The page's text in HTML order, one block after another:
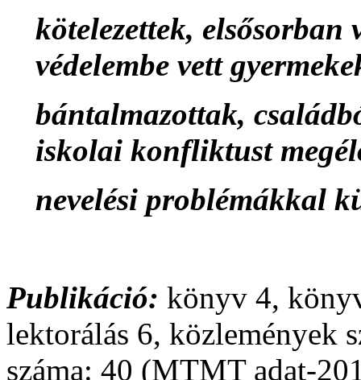
kötelezettek, elsősorban
védelembe vett
bántalmazottak,
iskolai konfliktust
nevelési problémákkal
Publikáció: könyv 4,
lektorálás 6, közlemények
száma: 40 (MTMT adat-